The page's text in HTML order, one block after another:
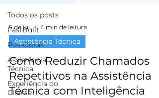
Todos os posts
FastBuilt
Pós-Obras
Assistência
Técnica
Experiência do
Cliente
5 de jul. 4 min de leitura
Assistência Técnica
Como Reduzir Chamados
Repetitivos na Assistência
Técnica com Inteligência